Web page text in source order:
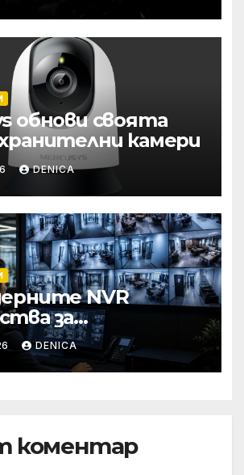
обнови своята
камери
DENICA
NVR
за
помагат
на риска в
DENICA
коментар